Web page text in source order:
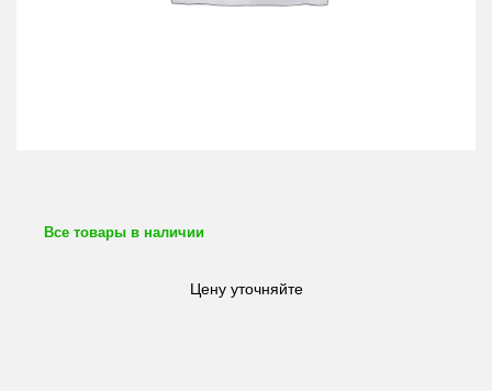
Все товары в наличии
Цену уточняйте